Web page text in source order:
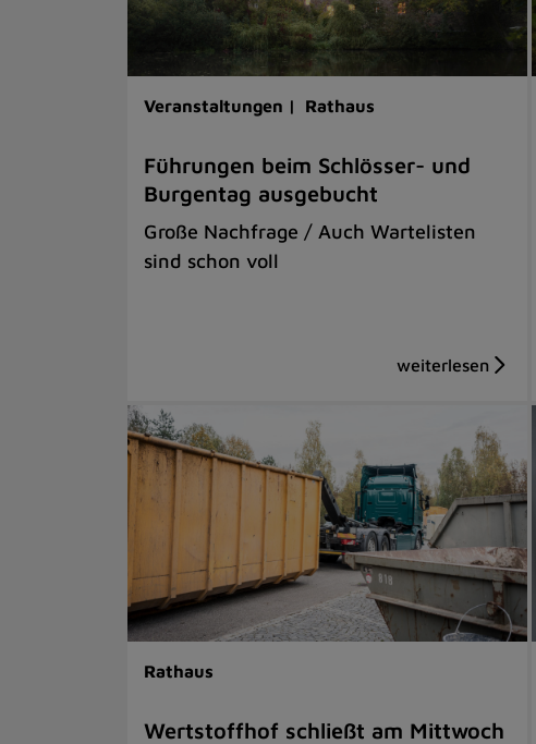
Veranstaltungen | Rathaus
Führungen beim Schlösser- und
Burgentag ausgebucht
Große Nachfrage / Auch Wartelisten
sind schon voll
Rathaus
Wertstoffhof schließt am Mittwoch